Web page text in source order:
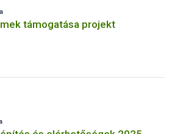
támogatása projekt